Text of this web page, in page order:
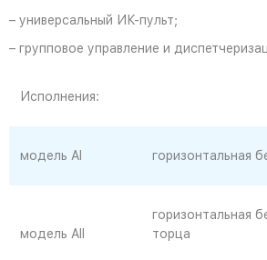
– универсальный ИК-пульт;
– групповое управление и
Исполнения:
модель Al горизонтальная
модель AII
горизонтальная
торца